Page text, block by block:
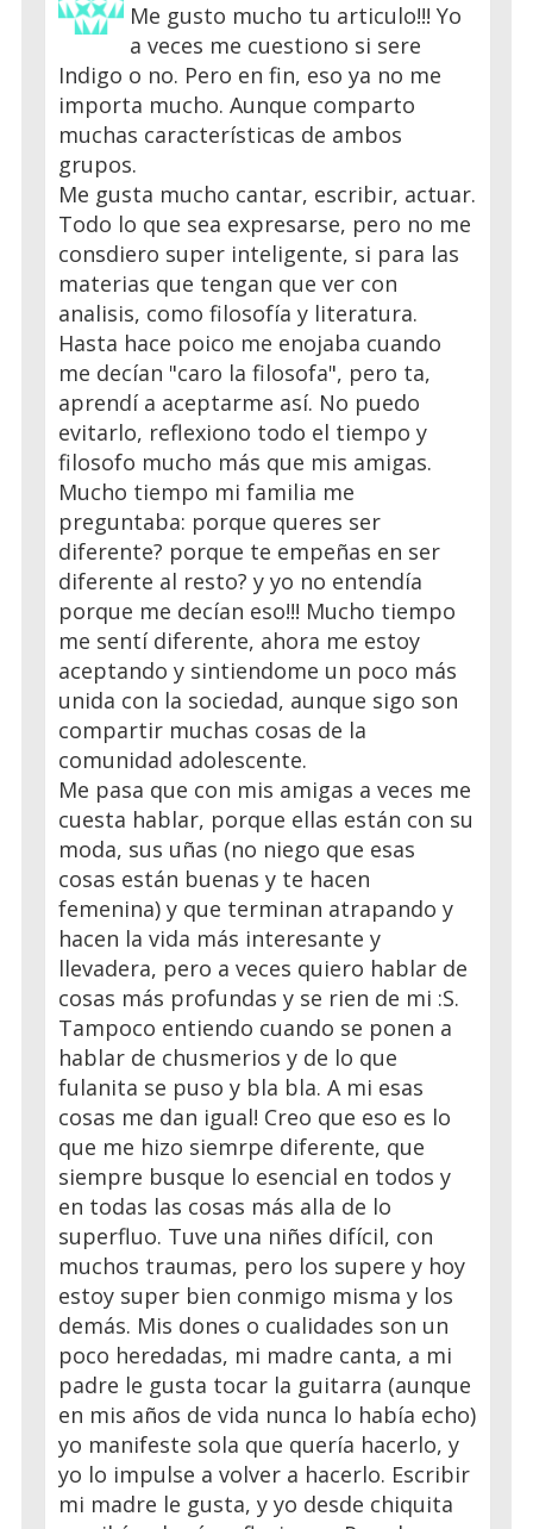
Me gusto mucho tu articulo!!! Yo
a veces me cuestiono si sere
Indigo o no. Pero en fin, eso ya no me
importa mucho. Aunque comparto
muchas características de ambos
grupos.
Me gusta mucho cantar, escribir, actuar.
Todo lo que sea expresarse, pero no me
consdiero super inteligente, si para las
materias que tengan que ver con
analisis, como filosofía y literatura.
Hasta hace poico me enojaba cuando
me decían "caro la filosofa", pero ta,
aprendí a aceptarme así. No puedo
evitarlo, reflexiono todo el tiempo y
filosofo mucho más que mis amigas.
Mucho tiempo mi familia me
preguntaba: porque queres ser
diferente? porque te empeñas en ser
diferente al resto? y yo no entendía
porque me decían eso!!! Mucho tiempo
me sentí diferente, ahora me estoy
aceptando y sintiendome un poco más
unida con la sociedad, aunque sigo son
compartir muchas cosas de la
comunidad adolescente.
Me pasa que con mis amigas a veces me
cuesta hablar, porque ellas están con su
moda, sus uñas (no niego que esas
cosas están buenas y te hacen
femenina) y que terminan atrapando y
hacen la vida más interesante y
llevadera, pero a veces quiero hablar de
cosas más profundas y se rien de mi :S.
Tampoco entiendo cuando se ponen a
hablar de chusmerios y de lo que
fulanita se puso y bla bla. A mi esas
cosas me dan igual! Creo que eso es lo
que me hizo siemrpe diferente, que
siempre busque lo esencial en todos y
en todas las cosas más alla de lo
superfluo. Tuve una niñes difícil, con
muchos traumas, pero los supere y hoy
estoy super bien conmigo misma y los
demás. Mis dones o cualidades son un
poco heredadas, mi madre canta, a mi
padre le gusta tocar la guitarra (aunque
en mis años de vida nunca lo había echo)
yo manifeste sola que quería hacerlo, y
yo lo impulse a volver a hacerlo. Escribir
mi madre le gusta, y yo desde chiquita